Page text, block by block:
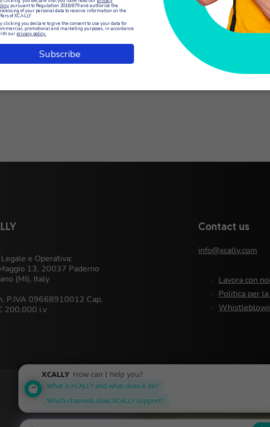
e Operativa:
13, 20037 Paderno
(MI), Italy
P.IVA 09668910012 Cap.
200.000 i.v
Contact us
info@xcally.com
Lavora con
Politica per
©XCALLY 2026